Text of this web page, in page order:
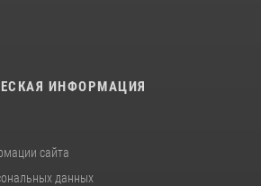
ИНФОРМАЦИЯ
сайта
данных